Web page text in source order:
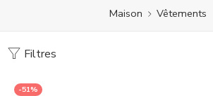
Maison Vêtements
Filtres
-51%